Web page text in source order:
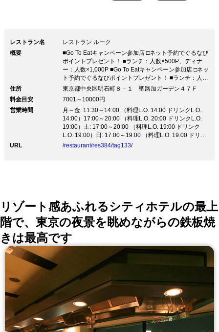
レストラン名
レストラン ルーク
概要
■Go To Eatキャンペーン参加店 □ネット予約でぐるなび
ポイントプレゼント！ ■ランチ：人数×500P、ディナ
ー：人数×1,000P ■Go To Eatキャンペーン参加店 □ネッ
ト予約でぐるなびポイントプレゼント！ ■ランチ：人数
×500P、ディナー：人数×1,000P◆圧巻の夜景！東京タ
221mの天空のレストランでモダンイタリアンを愉しむ
◆至福の個室～4名様 貸切～150名様
住所
東京都中央区明石町８－１ 聖路加ガーデン４７Ｆ
料金目安
7001～10000円
営業時間
月～金: 11:30～14:00 （料理L.O. 14:00 ドリンクL.O.
14:00）17:00～20:00 （料理L.O. 20:00 ドリンクL.O.
19:00）土: 17:00～20:00 （料理L.O. 19:00 ドリンク
L.O. 19:00）日: 17:00～19:00 （料理L.O. 19:00 ドリン
クL.O. 19:00）祝日: 15:00～20:00 （料理L.O. 20:00 ド
URL /restaurant/res384/tag133/
リゾート感あふれるシティホテルの最上
階で、東京の夜景を眺めながらの鉄板焼
きは最高です